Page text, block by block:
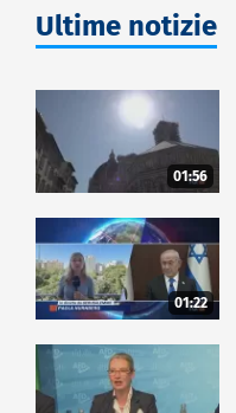
Ultime notizie
01:56
01:22